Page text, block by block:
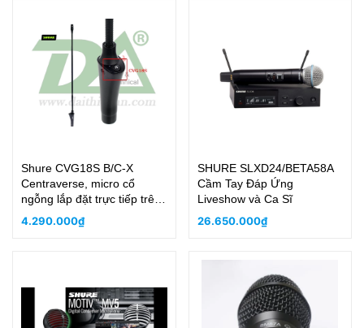
Shure CVG18S B/C-X
Centraverse, micro cổ
ngỗng lắp đặt trực tiếp trên
bụt phát biểu
4.290.000₫
SHURE SLXD24/BETA58A
Cầm Tay Đáp Ứng
Liveshow và Ca Sĩ
26.650.000₫